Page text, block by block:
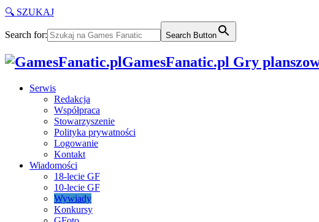
🔍 SZUKAJ
Search for: Search Button
GamesFanatic.pl Gry
Serwis
Redakcja
Współpraca
Stowarzyszenie
Polityka prywatności
Logowanie
Kontakt
Wiadomości
18-lecie GF
10-lecie GF
Wywiady
Konkursy